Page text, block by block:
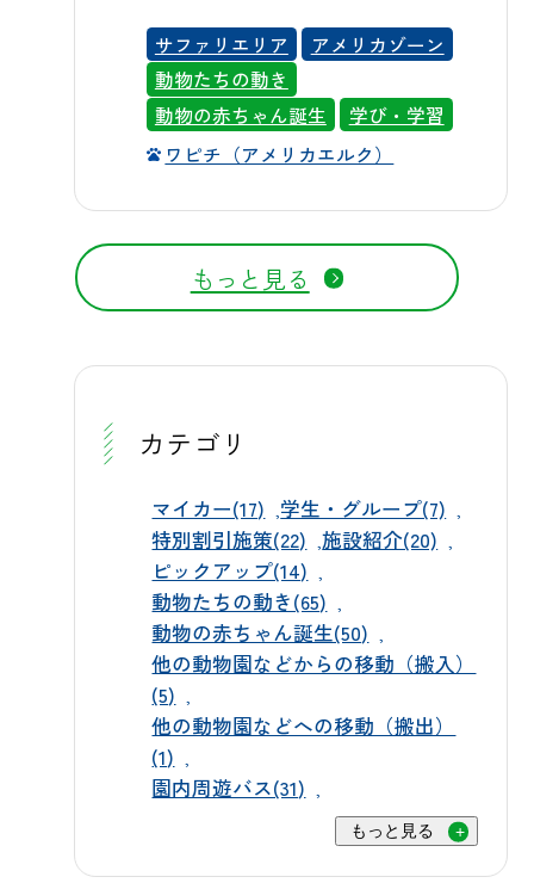
ラ） エサやりバス（白トラ） キリン
バス（リフト付き） プライベートツ
アー 園内イメージ レンタカーの一例
🐫動物たちへの暑さ対策 動物たちに
それぞれの体の特徴や性質に合わせ
て、きめ細かな暑さ対策を行ってい
を冷やしています。全身に勢いよく
も人気の光景です。 シロサイにも放
上昇を防いでいます。大きな体をゆ
ったりと動かしながら水を浴びる様
子は、見ているだけでも涼を感じら
れます。 サルにはフルーツ入り氷柱
を用意し、抱きついたり触れたりし
ながら涼を感じてもらっています。
冷たい氷を搔きむしる姿は、思わず
微笑んでしまうかわいらしさです。
ホワイトタイガーやゾウには行水を
行い、水浴びを楽しみながら暑さを
しのいでいます。水しぶきを上げな
ごす時間も増え、日ごとに群れの中
での歩き方も上手になってきまし
た。 🚌 アフリカゾーンへはバスツア
ーがおすすめ エランドが暮らすアフ
リカゾーンへは、エサやりバスツア
ー（毎日運行・1,800円／約85分）や
サファリバス（土日祝運行・1,200円
／約70分）を利用すると、車窓からじ
っくりと赤ちゃんの様子を観察でき
も1,600円（3歳〜小学生）、シニア
2,800円（65歳以上）です。公式チケ
ットサイトからWEBチケットを事前
にご購入いただくと、インターネッ
ト限定の割引価格でご利用いただけ
ます。当日窓口でのご購入も可能で
すが、スムーズにご入園いただくた
めにもぜひ事前購入をご活用くださ
同も笑顔があふれています。ぜひ群
馬サファリパークへ足をお運びいた
だき、元気いっぱいの赤ちゃんたち
に会いに来てください。皆さまのお
が3頭続けて誕生しました🎉まず、5
月26日、母親「キッシュ」が女の子を
出産。続いて6月1日には母親「フレー
ク」にも女の子が誕生し、さらに6月
産みました。3頭ともメスの赤ちゃん
で、アメリカゾーンが一気に華やい
でいます。写真をご覧ください。生
中に白い斑点がうっすらと散りばめ
じっとこちらを見つめています。ま
だ体は小さくてあどけない表情です
が、すでに力強く大地を踏みしめて
おり、その生命力には思わず胸が熱
くなります。 🌿 今は夜間収容施設で
スクスク成長中です 現在、3頭はアメ
リカゾーン内のエルクが夜間に過ご
す施設で生活しています。同じエリ
アにはアメリカバイソンもおり、ほ
かのエルクたちと一緒に広い放飼場
へ出ていくまでにはもう少し時間が
かかる見込みです。飼育スタッフは
サファリエリア
アメリカゾーン
動物たちの動き
動物の赤ちゃん誕生
学び・学習
ワピチ（アメリカエルク）
もっと見る
カテゴリ
マイカー(17)
学生・グループ(7)
特別割引施策(22) 施設紹介(20)
ピックアップ(14)
動物たちの動き(65)
動物の赤ちゃん誕生(50)
他の動物園などからの移動（搬入）
(5)
他の動物園などへの移動（搬出）
(1)
園内周遊バス(31)
もっと見る